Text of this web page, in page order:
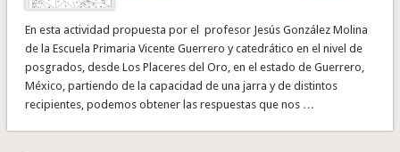
En esta actividad propuesta por el profesor Jesús González Molina
de la Escuela Primaria Vicente Guerrero y catedrático en el nivel de
posgrados, desde Los Placeres del Oro, en el estado de Guerrero,
México, partiendo de la capacidad de una jarra y de distintos
recipientes, podemos obtener las respuestas que nos …